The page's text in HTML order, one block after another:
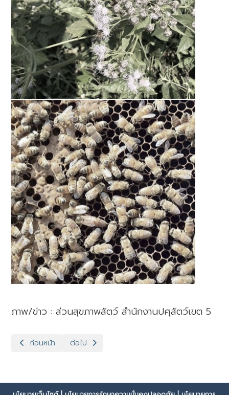
ภาพ/ข่าว : ส่วนสุขภาพสัตว์ สำนักงานปศุสัตว์เขต 5
เนื้อหาก่อนหน้า: สำนักงานปศุสัตว์เขต 5 เข้าร่วมโครงการฝึกอบรม
ก่อนหน้า เนื้อหาถัดไป: ปศุสัตว์เขต 5 ลงพื้นที่ติดตามการเพิ่ม
ต่อไป